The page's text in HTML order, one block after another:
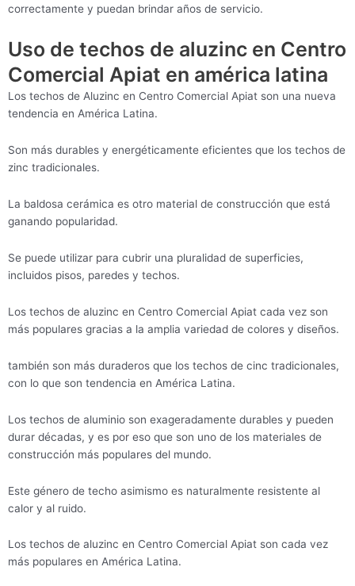
correctamente y puedan brindar años de servicio.
Uso de techos de aluzinc en Centro
Comercial Apiat en américa latina
Los techos de Aluzinc en Centro Comercial Apiat son una nueva
tendencia en América Latina.
Son más durables y energéticamente eficientes que los techos de
zinc tradicionales.
La baldosa cerámica es otro material de construcción que está
ganando popularidad.
Se puede utilizar para cubrir una pluralidad de superficies,
incluidos pisos, paredes y techos.
Los techos de aluzinc en Centro Comercial Apiat cada vez son
más populares gracias a la amplia variedad de colores y diseños.
también son más duraderos que los techos de cinc tradicionales,
con lo que son tendencia en América Latina.
Los techos de aluminio son exageradamente durables y pueden
durar décadas, y es por eso que son uno de los materiales de
construcción más populares del mundo.
Este género de techo asimismo es naturalmente resistente al
calor y al ruido.
Los techos de aluzinc en Centro Comercial Apiat son cada vez
más populares en América Latina.